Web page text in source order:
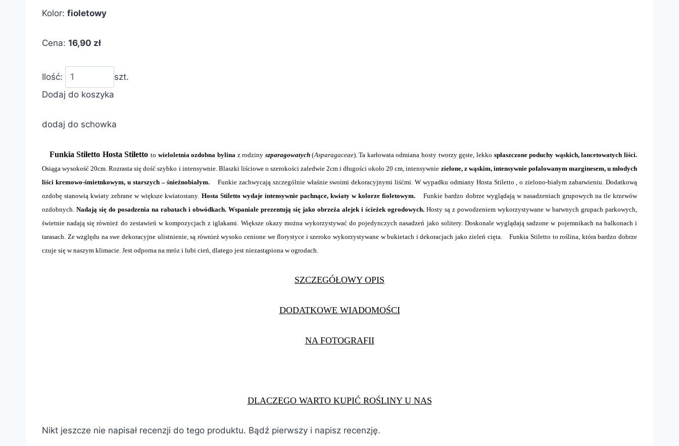
Kolor: fioletowy
Cena: 16,90 zł
Ilość:
szt.
Dodaj do koszyka
dodaj do schowka
Funkia Stiletto Hosta Stilettoto wieloletnia ozdobna bylina z rodziny szparagowatych(Asparagaceae). Ta karłowata odmiana hosty tworzy gęste, lekko spłaszczone poduchy wąskich, lancetowatych liści.
Osiąga wysokość 20cm. Rozrasta się dość szybko i intensywnie. Blaszki liściowe o szerokości zaledwie 2cm i długości około 20 cm, intensywnie zielone, z wąskim, intensywnie pofalowanym marginesem, u młodych
liści kremowo-śmietnkowym, u starszych – śnieżnobiałym.
Funkie zachwycają szczególnie właśnie swoimi dekoracyjnymi liśćmi. W wypadku odmiany Hosta Stiletto , o zielono-białym zabarwieniu. Dodatkową
ozdobę stanowią kwiaty zebrane w większe kwiatostany. Hosta Stiletto wydaje intensywnie pachnące, kwiaty w kolorze fioletowym.
Funkie bardzo dobrze wyglądają w nasadzeniach grupowych na tle krzewów
ozdobnych. Nadają się do posadzenia na rabatach i obwódkach. Wspaniale prezentują się jako obrzeża alejek i ścieżek ogrodowych. Hosty są z powodzeniem wykorzystywane w barwnych grupach parkowych,
świetnie nadają się również do zestawień w kompozycjach z iglakami. Większe okazy można wykorzystywać do pojedynczych nasadzeń jako solitery. Doskonale wyglądają sadzone w pojemnikach na balkonach i
tarasach. Ze względu na swe dekoracyjne ulistnienie, są również wysoko cenione we florystyce i szeroko wykorzystywane w bukietach i dekoracjach jako zieleń cięta. Funkia Stiletto to roślina, która bardzo dobrze
czuje się w naszym klimacie. Jest odporna na mróz i lubi cień, dlatego jest niezastąpiona w ogrodach.
SZCZEGÓŁOWY OPIS
DODATKOWE WIADOMOŚCI
NA FOTOGRAFII
DLACZEGO WARTO KUPIĆ ROŚLINY U NAS
Nikt jeszcze nie napisał recenzji do tego produktu. Bądź pierwszy i napisz recenzję.